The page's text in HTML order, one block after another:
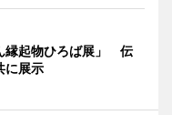
縁起物ひろば展」 伝
に展示